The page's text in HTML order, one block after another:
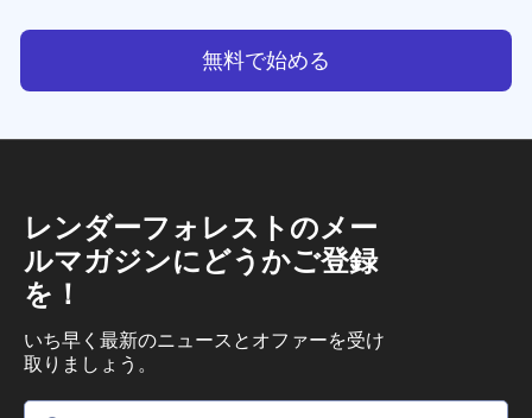
無料で始める
レンダーフォレストのメー
ルマガジンにどうかご登録
を！
いち早く最新のニュースとオファーを受け
取りましょう。